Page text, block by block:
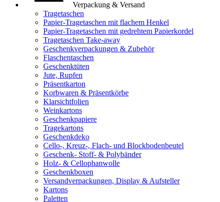
Verpackung & Versand
Tragetaschen
Papier-Tragetaschen mit flachem Henkel
Papier-Tragetaschen mit gedrehtem Papierkordel
Tragetaschen Take-away
Geschenkverpackungen & Zubehör
Flaschentaschen
Geschenktüten
Jute, Rupfen
Präsentkarton
Korbwaren & Präsentkörbe
Klarsichtfolien
Weinkartons
Geschenkpapiere
Tragekartons
Geschenkdeko
Cello-, Kreuz-, Flach- und Blockbodenbeutel
Geschenk- Stoff- & Polybänder
Holz- & Cellophanwolle
Geschenkboxen
Versandverpackungen, Display & Aufsteller
Kartons
Paletten